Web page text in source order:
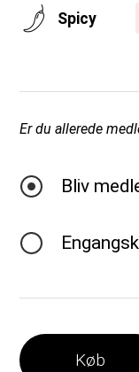
Spicy
Er du allerede
Bliv
Køb